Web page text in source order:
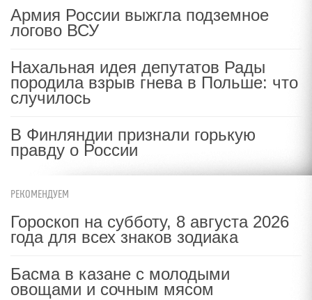
Армия России выжгла подземное
логово ВСУ
Нахальная идея депутатов Рады
породила взрыв гнева в Польше: что
случилось
В Финляндии признали горькую
правду о России
РЕКОМЕНДУЕМ
Гороскоп на субботу, 8 августа 2026
года для всех знаков зодиака
Басма в казане с молодыми
овощами и сочным мясом